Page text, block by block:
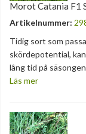
Morot Catania F1
Artikelnummer:
Tidig sort som
skördepotential,
lång tid på
Läs mer